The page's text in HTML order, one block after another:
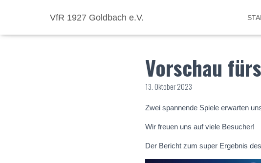
VfR 1927 Goldbach e.V.
Vorschau
13. Oktober 2023
Zwei spannende Spiele erwarten
Wir freuen uns auf viele Besucher!
Der Bericht zum super Ergebnis